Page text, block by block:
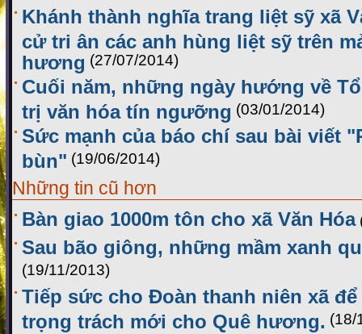
Khánh thành nghĩa trang liệt sỹ xã
cử tri ân các anh hùng liệt sỹ trên
hương (27/07/2014)
Cuối năm, những ngày hướng về
trị văn hóa tín ngưỡng (03/01/2014)
Sức mạnh của báo chí sau bài viết
bùn" (19/06/2014)
Những tin cũ hơn
Bàn giao 1000m tôn cho xã Văn Hóa
Sau bão giông, những mầm xanh
(19/11/2013)
Tiếp sức cho Đoàn thanh niên xã
trọng trách mới cho Quê hương. (18/